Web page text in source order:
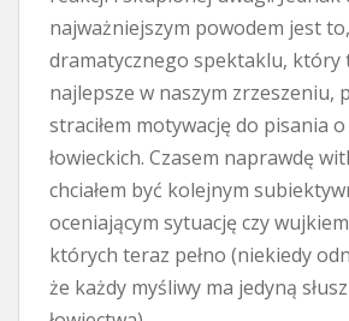
najważniejszym powodem jest
dramatycznego spektaklu, który
najlepsze w naszym zrzeszeniu,
straciłem motywację do pisania
łowieckich. Czasem naprawdę
chciałem być kolejnym
oceniającym sytuację czy
których teraz pełno (niekiedy
że każdy myśliwy ma jedyną